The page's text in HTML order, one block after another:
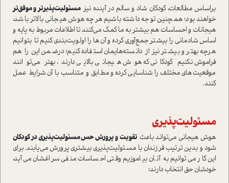
براساس مطالعات، كودكان شاد و سالم‌ در آينده نيز‌ مسئوليت‌پذيرتر و موفق‌تر
‌خواهند بود؛ همچنین توجه داشته باشيم هر‌چه هوش هيجاني بالاتر باشد،
هيجانات و احساسات هم بيشتر به ما كمك مي‌كنند‌ تا اطلاعات مربوط به پايه و
اساس شادماني را‌ بيشتر جمع‌آوري کرده و آن‌ها را اولويت‌بندي كنيم تا بتوانيم
هرچه بهتر و بيشتر‌ نيز از دانسته‌هایمان استفاده كنيم‌؛ درضمن این را هم
فراموش نکنیم كودكاني که هوش هيجاني بالایی دارند، بهتر مي‌توانند
موقعيت‌هاي مختلف را شناسايي کرده و مطابق‌ و متناسب با آن شرايط عمل
كنند‌.
مسئوليت‌پذيري
هوش هيجاني‌ مي‌تواند باعث‌ ‌ تقويت و پرورش‌ حس‌ مسئوليت‌پذيري‌ در كودكان‌
شود‌ و بدین ترتیب فرزندان با مسئوليت‌پذيري بيشتری پرورش می‌یابند. براي
اين كار مي‌توانيم به آنان بياموزيم وقتي احساسات منفي سراغشان مي‌آيد‌،
خودشان‌ حق انتخاب دارند؛